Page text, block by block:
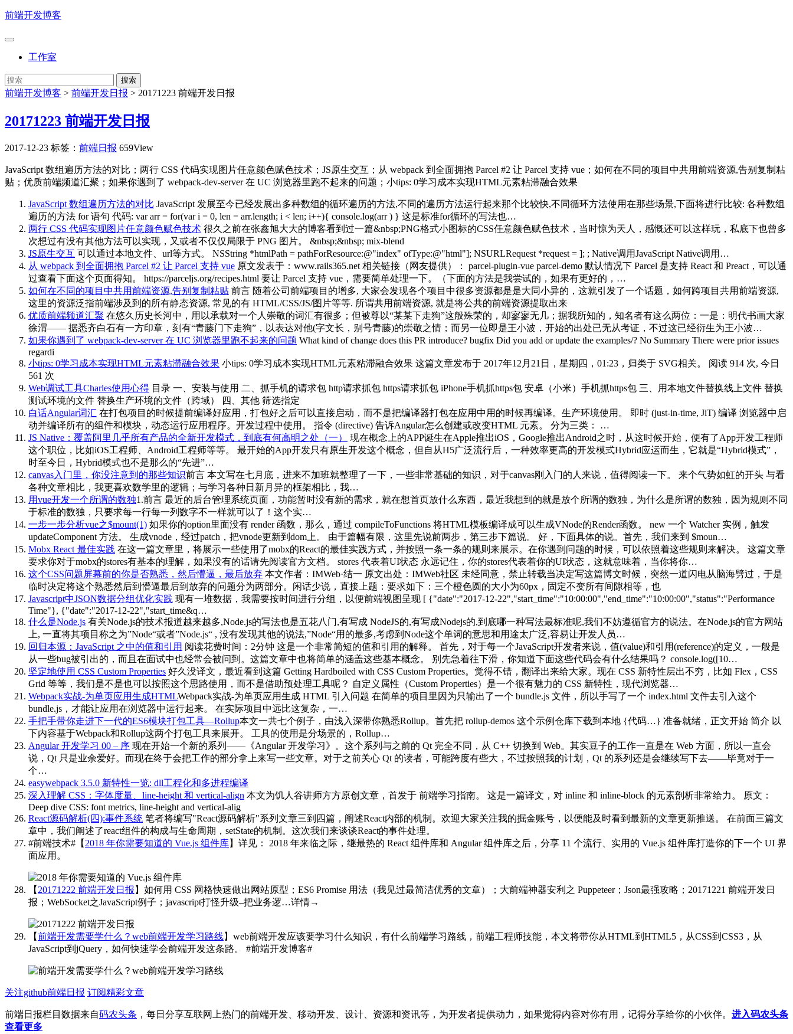
前端开发博客
工作室
前端开发博客 > 前端开发日报 > 20171223 前端开发日报
20171223 前端开发日报
2017-12-23 标签： 前端日报 659View
JavaScript 数组遍历方法的对比；两行 CSS 代码实现图片任意颜色赋色技术；JS原生交互；从 webpack 到全面拥抱 Parcel #2 让 Parcel 支持 vue；如何在不同的项目中共用前端资源,告别复制粘
贴；优质前端频道汇聚；如果你遇到了 webpack-dev-server 在 UC 浏览器里跑不起来的问题；小tips: 0学习成本实现HTML元素粘滞融合效果
JavaScript 数组遍历方法的对比 JavaScript 发展至今已经发展出多种数组的循环遍历的方法,不同的遍历方法运行起来那个比较快,不同循环方法使用在那些场景,下面将进行比较: 各种数组
遍历的方法 for 语句 代码: var arr = for(var i = 0, len = arr.length; i < len; i++){ console.log(arr ) } 这是标准for循环的写法也…
两行 CSS 代码实现图片任意颜色赋色技术 很久之前在张鑫旭大大的博客看到过一篇&nbsp;PNG格式小图标的CSS任意颜色赋色技术，当时惊为天人，感慨还可以这样玩，私底下也曾多
次想过有没有其他方法可以实现，又或者不仅仅局限于 PNG 图片。 &nbsp;&nbsp; mix-blend
JS原生交互 可以通过本地文件、url等方式。 NSString *htmlPath = pathForResource:@"index" ofType:@"html"]; NSURLRequest *request = ]; ; Native调用JavaScript Native调用…
从 webpack 到全面拥抱 Parcel #2 让 Parcel 支持 vue 原文发表于：www.rails365.net 相关链接（网友提供）： parcel-plugin-vue parcel-demo 默认情况下 Parcel 是支持 React 和 Preact，可以通
过查看下面这个页面得知。 https://parceljs.org/recipes.html 要让 Parcel 支持 vue，需要简单处理一下。（下面的方法是我尝试的，如果有更好的，…
如何在不同的项目中共用前端资源,告别复制粘贴 前言 随着公司前端项目的增多, 大家会发现各个项目中很多资源都是是大同小异的，这就引发了一个话题，如何跨项目共用前端资源,
这里的资源泛指前端涉及到的所有静态资源, 常见的有 HTML/CSS/JS/图片等等. 所谓共用前端资源, 就是将公共的前端资源提取出来
优质前端频道汇聚 在悠久历史长河中，用以承载对一个人崇敬的词汇有很多；但被尊以“某某下走狗”这般殊荣的，却寥寥无几；据我所知的，知名者有这么两位：一是：明代书画大家
徐渭—— 据悉齐白石有一方印章，刻有“青藤门下走狗”，以表达对他(字文长，别号青藤)的崇敬之情；而另一位即是王小波，开始的出处已无从考证，不过这已经衍生为王小波…
如果你遇到了 webpack-dev-server 在 UC 浏览器里跑不起来的问题 What kind of change does this PR introduce? bugfix Did you add or update the examples/? No Summary There were prior issues
regardi
小tips: 0学习成本实现HTML元素粘滞融合效果 小tips: 0学习成本实现HTML元素粘滞融合效果 这篇文章发布于 2017年12月21日，星期四，01:23，归类于 SVG相关。 阅读 914 次, 今日
561 次
Web调试工具Charles使用心得 目录 一、安装与使用 二、抓手机的请求包 http请求抓包 https请求抓包 iPhone手机抓https包 安卓（小米）手机抓https包 三、用本地文件替换线上文件 替换
测试环境的文件 替换生产环境的文件（跨域） 四、其他 筛选指定
白话Angular词汇 在打包项目的时候提前编译好应用，打包好之后可以直接启动，而不是把编译器打包在应用中用的时候再编译。生产环境使用。 即时 (just-in-time, JiT) 编译 浏览器中启
动并编译所有的组件和模块，动态运行应用程序。开发过程中使用。 指令 (directive) 告诉Angular怎么创建或改变HTML 元素。 分为三类： …
JS Native：覆盖阿里几乎所有产品的全新开发模式，到底有何高明之处（一）
现在概念上的APP诞生在Apple推出iOS，Google推出Android之时，从这时候开始，便有了App开发工程师
这个职位，比如iOS工程师、Android工程师等等。 最开始的App开发只有原生开发这个概念，但自从H5广泛流行后，一种效率更高的开发模式Hybrid应运而生，它就是“Hybrid模式”，
时至今日，Hybrid模式也不是那么的“先进”…
canvas入门里，你没注意到的那些知识前言 本文写在七月底，进来不加班就整理了一下，一些非常基础的知识，对于canvas刚入门的人来说，值得阅读一下。 来个气势如虹的开头 与看
各种文章相比，我更喜欢数学里的逻辑；与学习各种日新月异的框架相比，我…
用vue开发一个所谓的数独1.前言 最近的后台管理系统页面，功能暂时没有新的需求，就在想首页放什么东西，最近我想到的就是放个所谓的数独，为什么是所谓的数独，因为规则不同
于标准的数独，只要求每一行每一列数字不一样就可以了！这个实…
一步一步分析vue之$mount(1) 如果你的option里面没有 render 函数，那么，通过 compileToFunctions 将HTML模板编译成可以生成VNode的Render函数。 new 一个 Watcher 实例，触发
updateComponent 方法。 生成vnode，经过patch，把vnode更新到dom上。 由于篇幅有限，这里先说前两步，第三步下篇说。 好，下面具体的说。首先，我们来到 $moun…
Mobx React 最佳实践 在这一篇文章里，将展示一些使用了mobx的React的最佳实践方式，并按照一条一条的规则来展示。在你遇到问题的时候，可以依照着这些规则来解决。 这篇文章
要求你对于mobx的stores有基本的理解，如果没有的话请先阅读官方文档。 stores 代表着UI状态 永远记住，你的stores代表着你的UI状态，这就意味着，当你将你…
这个CSS问题屏幕前的你是否熟悉，然后懵逼，最后放弃 本文作者：IMWeb·结一 原文出处：IMWeb社区 未经同意，禁止转载当决定写这篇博文时候，突然一道闪电从脑海劈过，于是
临时决定将这个熟悉然后到懵逼最后到放弃的问题分为两部分。闲话少说，直接上题：要求如下：三个橙色圆的大小为60px，固定不变所有间隙相等，也
Javascript中JSON数据分组优化实践 现有一堆数据，我需要按时间进行分组，以便前端视图呈现 [ {"date":"2017-12-22","start_time":"10:00:00","end_time":"10:00:00","status":"Performance
Time"}, {"date":"2017-12-22","start_time&q…
什么是Node.js 有关Node.js的技术报道越来越多,Node.js的写法也是五花八门,有写成 NodeJS的,有写成Nodejs的,到底哪一种写法最标准呢,我们不妨遵循官方的说法。在Node.js的官方网站
上, 一直将其项目称之为”Node“或者”Node.js“ , 没有发现其他的说法,”Node“用的最多,考虑到Node这个单词的意思和用途太广泛,容易让开发人员…
回归本源：JavaScript 之中的值和引用 阅读花费时间：2分钟 这是一个非常简短的值和引用的解释。 首先，对于每一个JavaScript开发者来说，值(value)和引用(reference)的定义，一般是
从一些bug被引出的，而且在面试中也经常会被问到。这篇文章中也将简单的涵盖这些基本概念。 别先急着往下滑，你知道下面这些代码会有什么结果吗？ console.log([10…
坚定地使用 CSS Custom Properties 好久没译文，最近看到这篇 Getting Hardboiled with CSS Custom Properties。觉得不错，翻译出来给大家。现在 CSS 新特性层出不穷，比如 Flex，CSS
Grid 等等，我们是不是也可以按照这个思路使用，而不是借助预处理工具呢？ 自定义属性（Custom Properties）是一个很有魅力的 CSS 新特性，现代浏览器…
Webpack实战-为单页应用生成HTMLWebpack实战-为单页应用生成 HTML 引入问题 在简单的项目里因为只输出了一个 bundle.js 文件，所以手写了一个 index.html 文件去引入这个
bundle.js，才能让应用在浏览器中运行起来。 在实际项目中远比这复杂，一…
手把手带你走进下一代的ES6模块打包工具—Rollup本文一共七个例子，由浅入深带你熟悉Rollup。首先把 rollup-demos 这个示例仓库下载到本地 {代码…} 准备就绪，正文开始 简介 以
下内容基于Webpack和Rollup这两个打包工具来展开。 工具的使用是分场景的，Rollup…
Angular 开发学习 00 – 序 现在开始一个新的系列——《Angular 开发学习》。这个系列与之前的 Qt 完全不同，从 C++ 切换到 Web。其实豆子的工作一直是在 Web 方面，所以一直会
说，Qt 只是业余爱好。而现在终于会把工作的部分拿上来写一些文章。对于之前关心 Qt 的读者，可能跨度有些大，不过按照我的计划，Qt 的系列还是会继续写下去——毕竟对于一
个…
easywebpack 3.5.0 新特性一览: dll工程化和多进程编译
深入理解 CSS：字体度量、line-height 和 vertical-align 本文为饥人谷讲师方方原创文章，首发于 前端学习指南。 这是一篇译文，对 inline 和 inline-block 的元素剖析非常给力。 原文：
Deep dive CSS: font metrics, line-height and vertical-alig
React源码解析(四):事件系统 笔者将编写"React源码解析"系列文章三到四篇，阐述React内部的机制。欢迎大家关注我的掘金账号，以便能及时看到最新的文章更新推送。 在前面三篇文
章中，我们阐述了react组件的构成与生命周期，setState的机制。这次我们来谈谈React的事件处理。
#前端技术#【 2018 年你需要知道的 Vue.js 组件库】详见：
2018 年来临之际，继最热的 React 组件库和 Angular 组件库之后，分享 11 个流行、实用的 Vue.js 组件库打造你的下一个 UI 界
面应用。 ​​​
【 20171222 前端开发日报 】如何用 CSS 网格快速做出网站原型；ES6 Promise 用法（我见过最简洁优秀的文章）；大前端神器安利之 Puppeteer；Json最强攻略；20171221 前端开发日
报；WebSocket之JavaScript例子；javascript打怪升级–把业务逻…详情→
【前端开发需要学什么？web前端开发学习路线】web前端开发应该要学习什么知识，有什么前端学习路线，前端工程师技能，本文将带你从HTML到HTML5，从CSS到CSS3，从
JavaScript到jQuery，如何快速学会前端开发这条路。
#前端开发博客# ​​​
关注github前端日报 订阅精彩文章
前端日报栏目数据来自码农头条 ，每日分享互联网上热门的前端开发、移动开发、设计、资源和资讯等，为开发者提供动力，如果觉得内容对你有用，记得分享给你的小伙伴。 进入码农头条
查看更多